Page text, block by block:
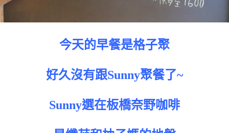
今天的早餐是格子聚
好久沒有跟Sunny聚餐了~
Sunny選在板橋奈野咖啡